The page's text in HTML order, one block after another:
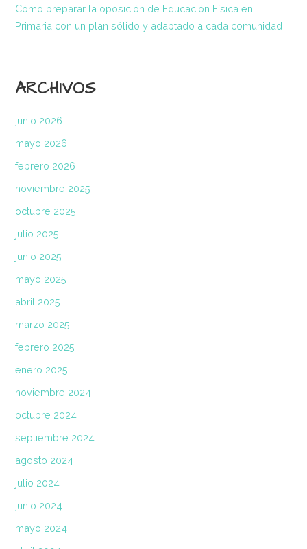
Cómo preparar la oposición de Educación Física en
Primaria con un plan sólido y adaptado a cada comunidad
ARCHIVOS
junio 2026
mayo 2026
febrero 2026
noviembre 2025
octubre 2025
julio 2025
junio 2025
mayo 2025
abril 2025
marzo 2025
febrero 2025
enero 2025
noviembre 2024
octubre 2024
septiembre 2024
agosto 2024
julio 2024
junio 2024
mayo 2024